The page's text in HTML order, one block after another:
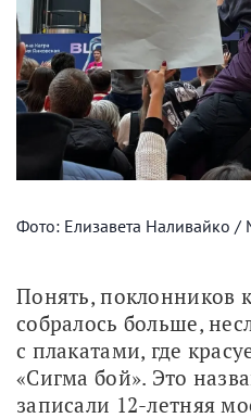
Фото: Елизавета Наливайко /
Понять, поклонников
собралось больше,
с плакатами, где
«Сигма бой». Это
записали 12-летняя